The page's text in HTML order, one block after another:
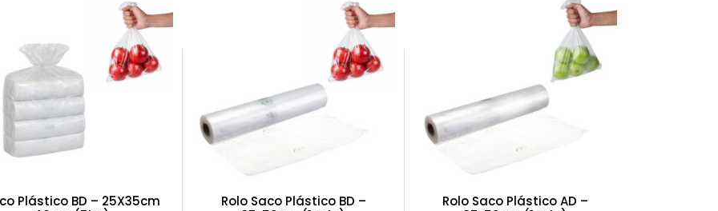
Plástico BD – 25X35cm
Rolo Saco Plástico BD –
Rolo Saco Plástico AD –